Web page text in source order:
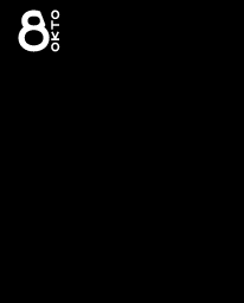
Zum
Inhalt
springen